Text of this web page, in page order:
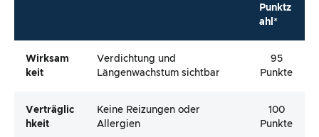
Punktz
ahl*
Wirksam
Keit
Verdichtung und
Längenwachstum sichtbar
95
Punkte
Verträglic
Hkeit
Keine Reizungen oder
Allergien
100
Punkte